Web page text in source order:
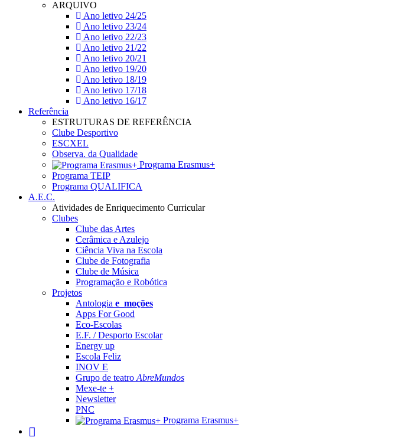
ARQUIVO
Ano letivo 24/25
Ano letivo 23/24
Ano letivo 22/23
Ano letivo 21/22
Ano letivo 20/21
Ano letivo 19/20
Ano letivo 18/19
Ano letivo 17/18
Ano letivo 16/17
Referência
ESTRUTURAS DE REFERÊNCIA
Clube Desportivo
ESCXEL
Observa. da Qualidade
Programa Erasmus+
Programa TEIP
Programa QUALIFICA
A.E.C.
Atividades de Enriquecimento Curricular
Clubes
Clube das Artes
Cerâmica e Azulejo
Ciência Viva na Escola
Clube de Fotografia
Clube de Música
Programação e Robótica
Projetos
Antologia e_moções
Apps For Good
Eco-Escolas
E.F. / Desporto Escolar
Energy up
Escola Feliz
INOV E
Grupo de teatro AbreMundos
Mexe-te +
Newsletter
PNC
Programa Erasmus+